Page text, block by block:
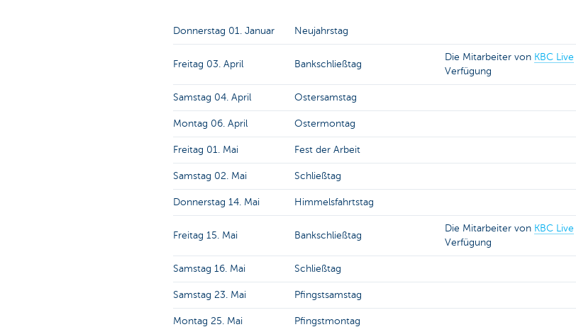
Donnerstag 01. Januar Neujahrstag
Freitag 03. April Bankschließtag
Die Mitarbeiter von KBC Live
Verfügung
Samstag 04. April Ostersamstag
Montag 06. April Ostermontag
Freitag 01. Mai Fest der Arbeit
Samstag 02. Mai Schließtag
Donnerstag 14. Mai Himmelsfahrtstag
Freitag 15. Mai Bankschließtag
Die Mitarbeiter von KBC Live
Verfügung
Samstag 16. Mai Schließtag
Samstag 23. Mai Pfingstsamstag
Montag 25. Mai Pfingstmontag